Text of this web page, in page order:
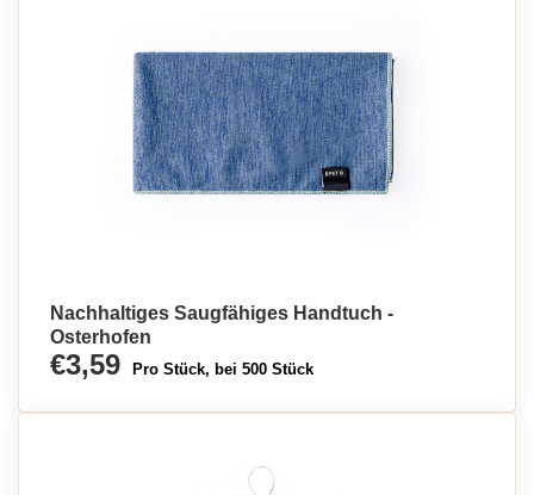
Nachhaltiges Saugfähiges Handtuch -
Osterhofen
€3,59 Pro Stück, bei 500 Stück